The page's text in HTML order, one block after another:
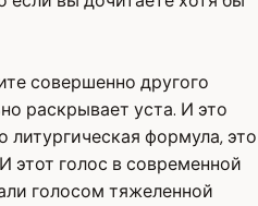
совершенно другого
раскрывает уста. И это
литургическая формула, это
этот голос в современной
голосом тяжеленной